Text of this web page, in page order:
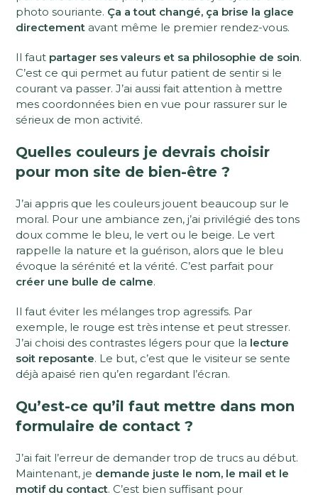
photo souriante. Ça a tout changé, ça brise la glace
directement avant même le premier rendez-vous.
Il faut partager ses valeurs et sa philosophie de soin.
C’est ce qui permet au futur patient de sentir si le
courant va passer. J’ai aussi fait attention à mettre
mes coordonnées bien en vue pour rassurer sur le
sérieux de mon activité.
Quelles couleurs je devrais choisir
pour mon site de bien-être ?
J’ai appris que les couleurs jouent beaucoup sur le
moral. Pour une ambiance zen, j’ai privilégié des tons
doux comme le bleu, le vert ou le beige. Le vert
rappelle la nature et la guérison, alors que le bleu
évoque la sérénité et la vérité. C’est parfait pour
créer une bulle de calme.
Il faut éviter les mélanges trop agressifs. Par
exemple, le rouge est très intense et peut stresser.
J’ai choisi des contrastes légers pour que la lecture
soit reposante. Le but, c’est que le visiteur se sente
déjà apaisé rien qu’en regardant l’écran.
Qu’est-ce qu’il faut mettre dans mon
formulaire de contact ?
J’ai fait l’erreur de demander trop de trucs au début.
Maintenant, je demande juste le nom, le mail et le
motif du contact. C’est bien suffisant pour